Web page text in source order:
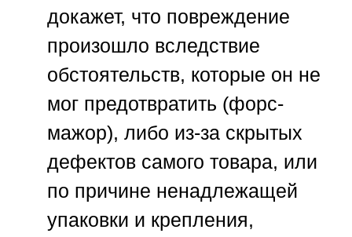
докажет, что повреждение
произошло вследствие
обстоятельств, которые он не
мог предотвратить (форс-
мажор), либо из-за скрытых
дефектов самого товара, или
по причине ненадлежащей
упаковки и крепления,